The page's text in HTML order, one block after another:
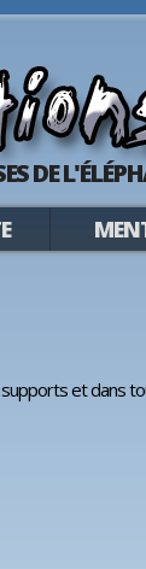
DE
et dans